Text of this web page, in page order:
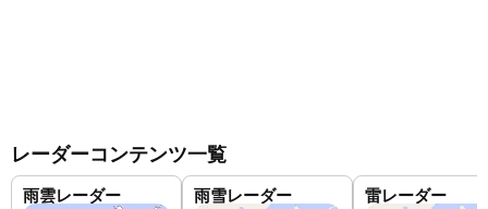
レーダーコンテンツ一覧
雨雲レーダー 雨雪レーダー 雷レーダー